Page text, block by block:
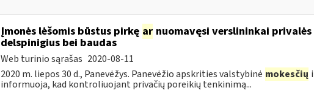
Įmonės lėšomis būstus pirkę arnuomavęsi verslininkai
delspinigius bei baudas
Web turinio sąrašas 2020-08-11
2020 m. liepos 30 d., Panevėžys. Panevėžio apskrities valstybinė mokesčių
informuoja, kad kontroliuojant privačių poreikių tenkinimą...